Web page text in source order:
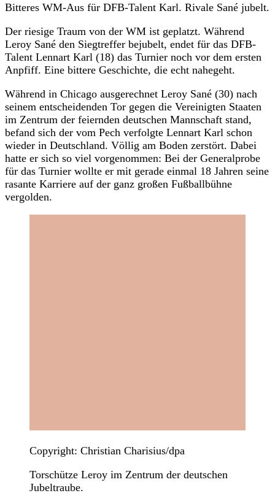
Bitteres WM-Aus für DFB-Talent Karl. Rivale Sané jubelt.
Der riesige Traum von der WM ist geplatzt. Während
Leroy Sané den Siegtreffer bejubelt, endet für das DFB-
Talent Lennart Karl (18) das Turnier noch vor dem ersten
Anpfiff. Eine bittere Geschichte, die echt nahegeht.
Während in Chicago ausgerechnet Leroy Sané (30) nach
seinem entscheidenden Tor gegen die Vereinigten Staaten
im Zentrum der feiernden deutschen Mannschaft stand,
befand sich der vom Pech verfolgte Lennart Karl schon
wieder in Deutschland. Völlig am Boden zerstört. Dabei
hatte er sich so viel vorgenommen: Bei der Generalprobe
für das Turnier wollte er mit gerade einmal 18 Jahren seine
rasante Karriere auf der ganz großen Fußballbühne
vergolden.
Copyright: Christian Charisius/dpa
Torschütze Leroy im Zentrum der deutschen
Jubeltraube.